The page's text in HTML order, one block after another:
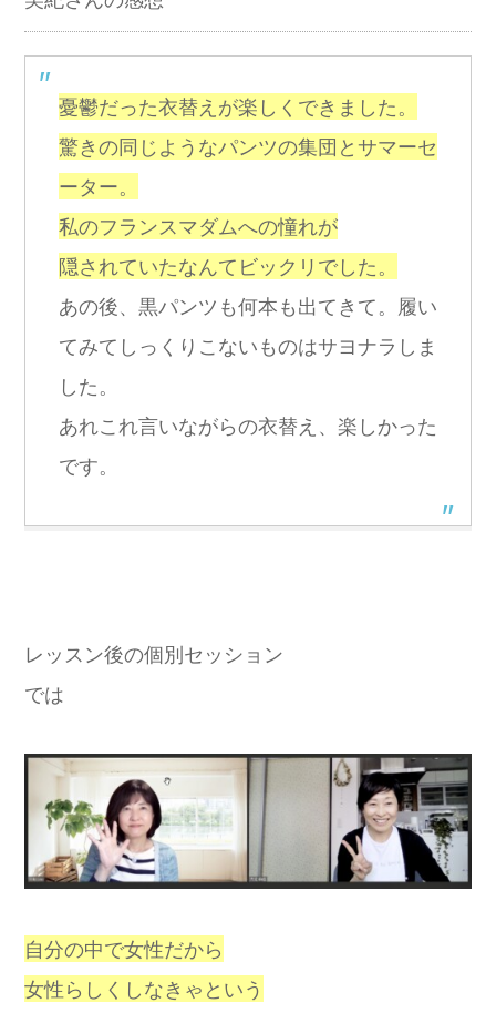
憂鬱だった衣替えが楽しくできました。
驚きの同じようなパンツの集団とサマーセ
ーター。
私のフランスマダムへの憧れが
隠されていたなんてビックリでした。
あの後、黒パンツも何本も出てきて。履い
てみてしっくりこないものはサヨナラしま
した。
あれこれ言いながらの衣替え、楽しかった
です。
レッスン後の個別セッション
では
自分の中で女性だから
女性らしくしなきゃという